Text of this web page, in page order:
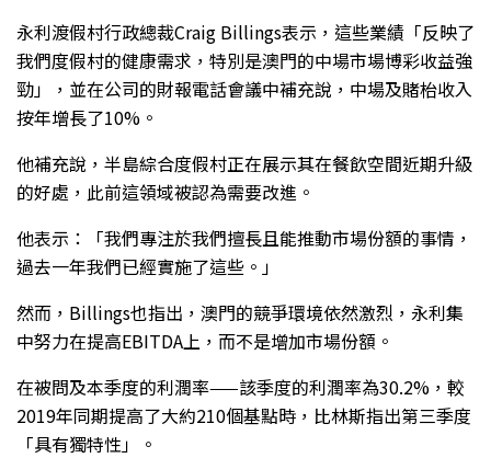
永利渡假村行政總裁Craig Billings表示，這些業績「反映了
我們度假村的健康需求，特別是澳門的中場市場博彩收益強
勁」，並在公司的財報電話會議中補充說，中場及賭枱收入
按年增長了10%。
他補充說，半島綜合度假村正在展示其在餐飲空間近期升級
的好處，此前這領域被認為需要改進。
他表示：「我們專注於我們擅長且能推動市場份額的事情，
過去一年我們已經實施了這些。」
然而，Billings也指出，澳門的競爭環境依然激烈，永利集
中努力在提高EBITDA上，而不是增加市場份額。
在被問及本季度的利潤率——該季度的利潤率為30.2%，較
2019年同期提高了大約210個基點時，比林斯指出第三季度
「具有獨特性」。